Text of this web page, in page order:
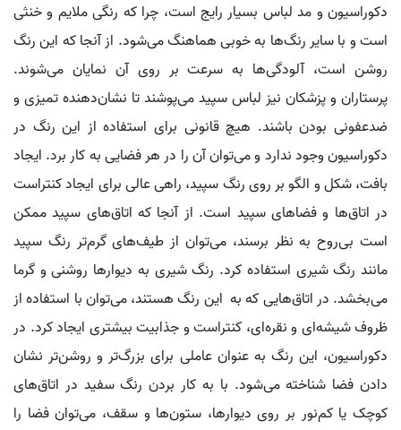
دکوراسیون و مد لباس بسیار رایج است، چرا که رنگی ملایم و خنثی
است و با سایر رنگ‌ها به خوبی هماهنگ می‌شود. از آنجا که این رنگ
روشن است، آلودگی‌ها به سرعت بر روی آن نمایان می‌شوند.
پرستاران و پزشکان نیز لباس سپید می‌پوشند تا نشان‌دهنده تمیزی و
ضدعفونی بودن باشند. هیچ قانونی برای استفاده از این رنگ در
دکوراسیون وجود ندارد و می‌توان آن را در هر فضایی به کار برد. ایجاد
بافت، شکل و الگو بر روی رنگ سپید، راهی عالی برای ایجاد کنتراست
در اتاق‌ها و فضاهای سپید است. از آنجا که اتاق‌های سپید ممکن
است بی‌روح به نظر برسند، می‌توان از طیف‌های گرم‌تر رنگ سپید
مانند رنگ شیری استفاده کرد. رنگ شیری به دیوارها روشنی و گرما
می‌بخشد. در اتاق‌هایی که به این رنگ هستند، می‌توان با استفاده از
ظروف شیشه‌ای و نقره‌ای، کنتراست و جذابیت بیشتری ایجاد کرد. در
دکوراسیون، این رنگ به عنوان عاملی برای بزرگ‌تر و روشن‌تر نشان
دادن فضا شناخته می‌شود. با به کار بردن رنگ سفید در اتاق‌های
کوچک یا کم‌نور بر روی دیوارها، ستون‌ها و سقف، می‌توان فضا را